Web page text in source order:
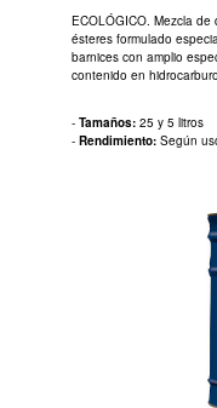
ECOLÓGICO. Mezcla
ésteres formulado
barnices con amplio
contenido en
- Tamaños: 25 y 5 litros
- Rendimiento: Según